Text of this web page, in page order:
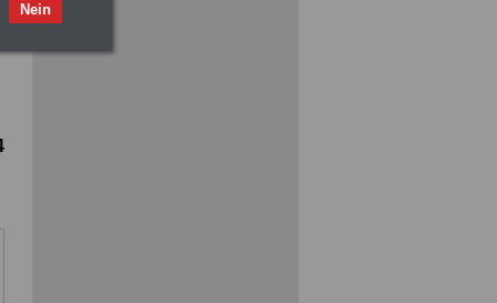
Nein